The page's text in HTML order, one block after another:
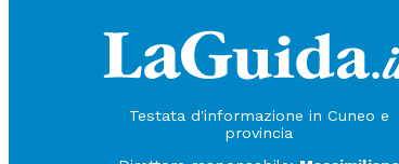
Testata d'informazione in Cuneo e
provincia